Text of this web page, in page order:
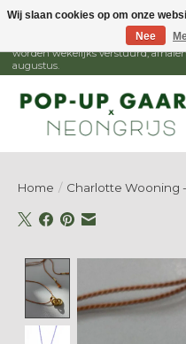
1 - 15 augustus is de winkel
worden wekelijks verstuurd,
augustus.
Home / Charlotte Wooning
Product
Wij slaan cookies op om onze
Nee